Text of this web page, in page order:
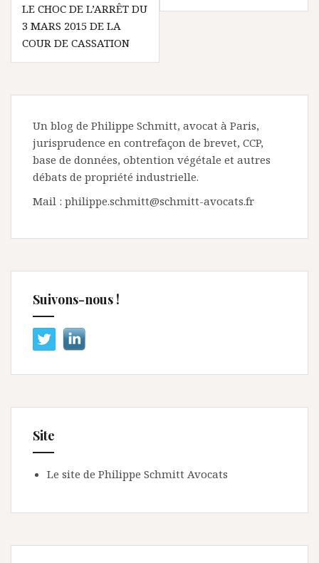
LE CHOC DE L’ARRÊT DU
3 MARS 2015 DE LA
COUR DE CASSATION
Un blog de Philippe Schmitt, avocat à Paris,
jurisprudence en contrefaçon de brevet, CCP,
base de données, obtention végétale et autres
débats de propriété industrielle.
Mail : philippe.schmitt@schmitt-avocats.fr
Suivons-nous !
Site
Le site de Philippe Schmitt Avocats